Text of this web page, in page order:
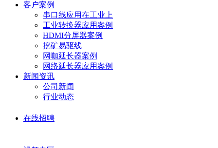
客户案例
串口线应用在工业上
工业转换器应用案例
HDMI分屏器案例
挖矿易驱线
网咖延长器案例
网络延长器应用案例
新闻资讯
公司新闻
行业动态
在线招聘